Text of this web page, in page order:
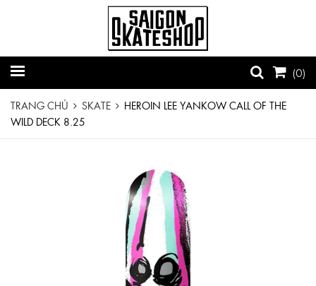
(0)
TRANG CHỦ SKATE
HEROIN LEE YANKOW CALL OF THE
WILD DECK 8.25